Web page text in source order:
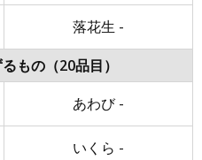
落花生 -
もの（20品目）
あわび -
いくら -